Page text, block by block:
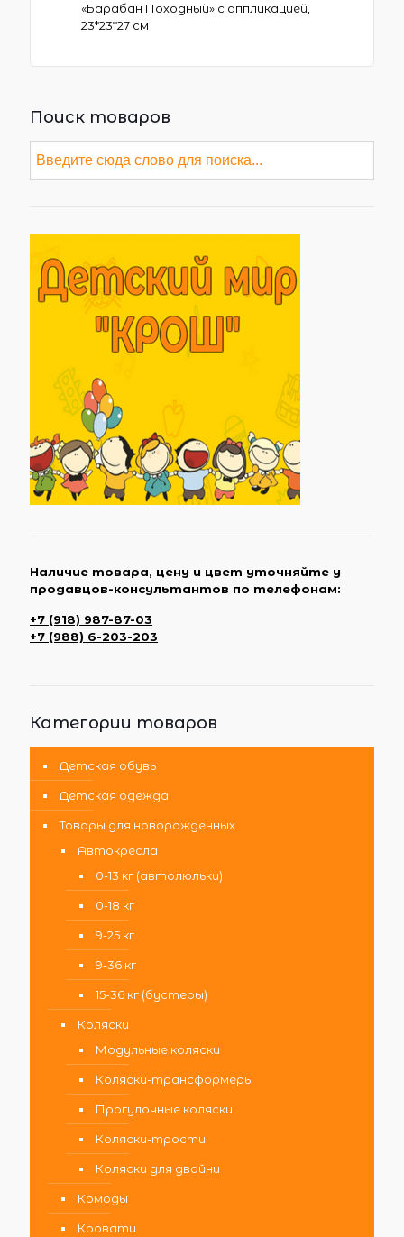
«Барабан Походный» с аппликацией,
23*23*27 см
Поиск товаров
Наличие товара, цену и цвет уточняйте у
продавцов-консультантов по телефонам:
+7 (918) 987-87-03
+7 (988) 6-203-203
Категории товаров
Детская обувь
Детская одежда
Товары для новорожденных
Автокресла
0-13 кг (автолюльки)
0-18 кг
9-25 кг
9-36 кг
15-36 кг (бустеры)
Коляски
Модульные коляски
Коляски-трансформеры
Прогулочные коляски
Коляски-трости
Коляски для двойни
Комоды
Кровати